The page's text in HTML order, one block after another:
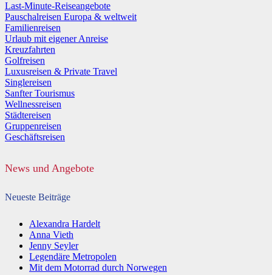
Last-Minute-Reiseangebote
Pauschalreisen Europa & weltweit
Familienreisen
Urlaub mit eigener Anreise
Kreuzfahrten
Golfreisen
Luxusreisen & Private Travel
Singlereisen
Sanfter Tourismus
Wellnessreisen
Städtereisen
Gruppenreisen
Geschäftsreisen
News und Angebote
Neueste Beiträge
Alexandra Hardelt
Anna Vieth
Jenny Seyler
Legendäre Metropolen
Mit dem Motorrad durch Norwegen